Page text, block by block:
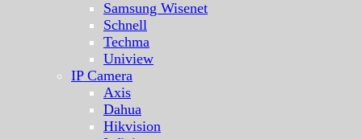
Samsung Wisenet
Schnell
Techma
Uniview
IP Camera
Axis
Dahua
Hikvision